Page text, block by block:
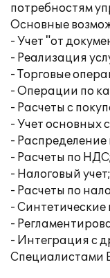
потребностям
Основные
- Учет "от
- Реализация
- Торговые
- Операции по
- Расчеты с
- Учет основных
-
- Расчеты по
- Налоговый учет;
- Расчеты по
- Синтетические
-
- Интеграция с
Специалистами